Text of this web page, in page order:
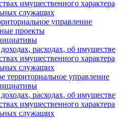
имущественного характера
служащих
управление
проекты
расходах, об имуществе
имущественного характера
служащих
территориальное управление
расходах, об имуществе
имущественного характера
служащих